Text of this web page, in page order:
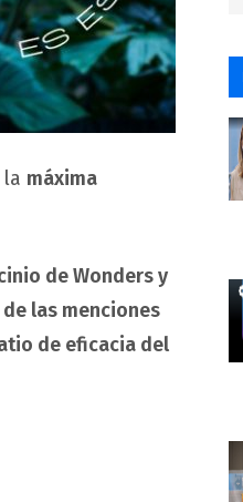
la máxima
de Wonders y
las menciones
de eficacia del